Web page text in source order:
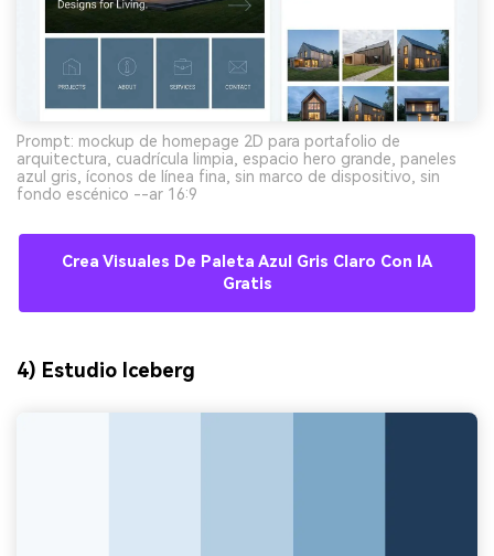
Prompt: mockup de homepage 2D para portafolio de
arquitectura, cuadrícula limpia, espacio hero grande, paneles
azul gris, íconos de línea fina, sin marco de dispositivo, sin
fondo escénico --ar 16:9
Crea Visuales De Paleta Azul Gris Claro Con IA
Gratis
4) Estudio Iceberg